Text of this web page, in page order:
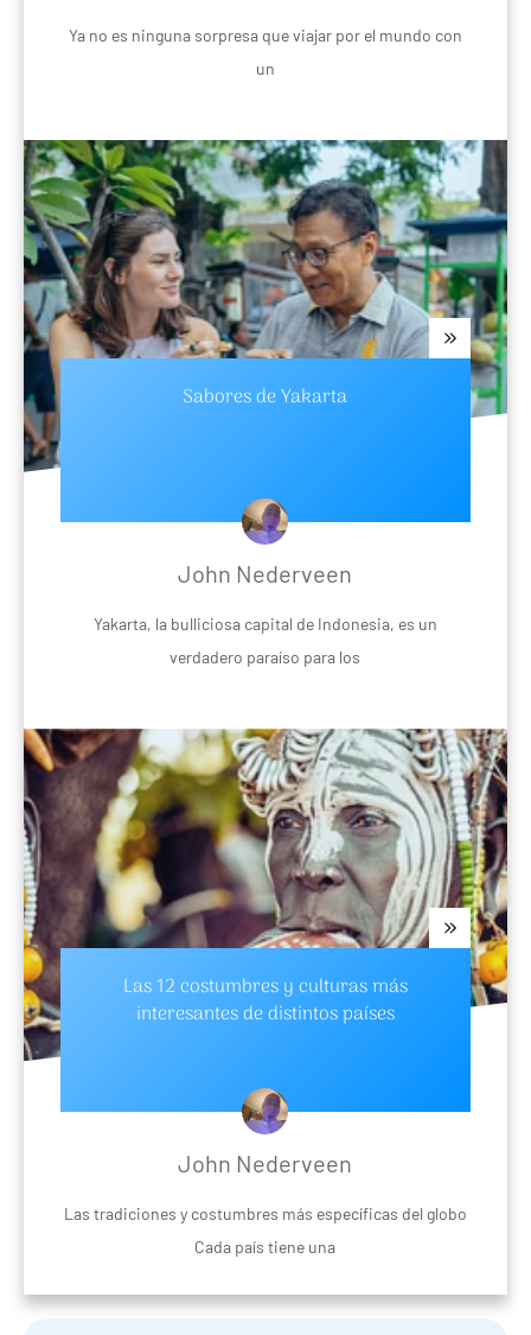
Ya no es ninguna sorpresa que viajar por el mundo con
un
Sabores de Yakarta
John Nederveen
Yakarta, la bulliciosa capital de Indonesia, es un
verdadero paraíso para los
Las 12 costumbres y culturas más
interesantes de distintos países
John Nederveen
Las tradiciones y costumbres más específicas del globo
Cada país tiene una